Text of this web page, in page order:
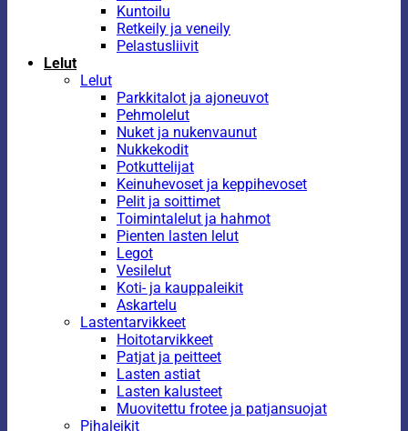
Kuntoilu
Retkeily ja veneily
Pelastusliivit
Lelut
Lelut
Parkkitalot ja ajoneuvot
Pehmolelut
Nuket ja nukenvaunut
Nukkekodit
Potkuttelijat
Keinuhevoset ja keppihevoset
Pelit ja soittimet
Toimintalelut ja hahmot
Pienten lasten lelut
Legot
Vesilelut
Koti- ja kauppaleikit
Askartelu
Lastentarvikkeet
Hoitotarvikkeet
Patjat ja peitteet
Lasten astiat
Lasten kalusteet
Muovitettu frotee ja patjansuojat
Pihaleikit